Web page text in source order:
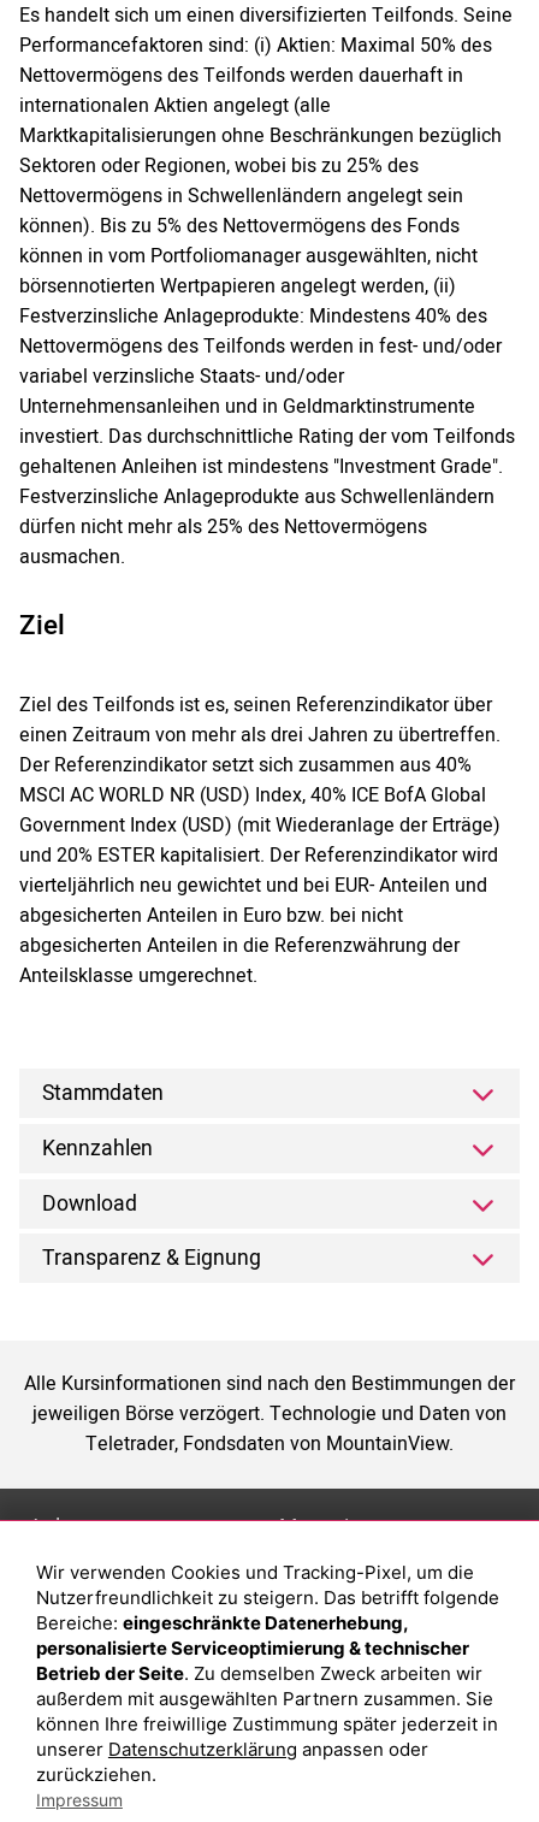
Es handelt sich um einen diversifizierten Teilfonds. Seine
Performancefaktoren sind: (i) Aktien: Maximal 50% des
Nettovermögens des Teilfonds werden dauerhaft in
internationalen Aktien angelegt (alle
Marktkapitalisierungen ohne Beschränkungen bezüglich
Sektoren oder Regionen, wobei bis zu 25% des
Nettovermögens in Schwellenländern angelegt sein
können). Bis zu 5% des Nettovermögens des Fonds
können in vom Portfoliomanager ausgewählten, nicht
börsennotierten Wertpapieren angelegt werden, (ii)
Festverzinsliche Anlageprodukte: Mindestens 40% des
Nettovermögens des Teilfonds werden in fest- und/oder
variabel verzinsliche Staats- und/oder
Unternehmensanleihen und in Geldmarktinstrumente
investiert. Das durchschnittliche Rating der vom Teilfonds
gehaltenen Anleihen ist mindestens "Investment Grade".
Festverzinsliche Anlageprodukte aus Schwellenländern
dürfen nicht mehr als 25% des Nettovermögens
ausmachen.
Ziel
Ziel des Teilfonds ist es, seinen Referenzindikator über
einen Zeitraum von mehr als drei Jahren zu übertreffen.
Der Referenzindikator setzt sich zusammen aus 40%
MSCI AC WORLD NR (USD) Index, 40% ICE BofA Global
Government Index (USD) (mit Wiederanlage der Erträge)
und 20% ESTER kapitalisiert. Der Referenzindikator wird
vierteljährlich neu gewichtet und bei EUR- Anteilen und
abgesicherten Anteilen in Euro bzw. bei nicht
abgesicherten Anteilen in die Referenzwährung der
Anteilsklasse umgerechnet.
Stammdaten
Kennzahlen
Download
Transparenz & Eignung
Alle Kursinformationen sind nach den Bestimmungen der
jeweiligen Börse verzögert. Technologie und Daten von
Teletrader, Fondsdaten von MountainView.
Anlage
Depot eröffnen
Depot vergleichen
Junior Depot
Top-Seller-Fonds
Top-Fonds
Fonds-Suche
Magazin
Was sind sind ETFs?
Sparplan Vorteile
Was ist ein Fonds?
Wir verwenden Cookies und Tracking-Pixel, um die
Nutzerfreundlichkeit zu steigern. Das betrifft folgende
Bereiche: eingeschränkte Datenerhebung,
personalisierte Serviceoptimierung & technischer
Betrieb der Seite. Zu demselben Zweck arbeiten wir
außerdem mit ausgewählten Partnern zusammen. Sie
können Ihre freiwillige Zustimmung später jederzeit in
unserer Datenschutzerklärung anpassen oder
zurückziehen.
Impressum